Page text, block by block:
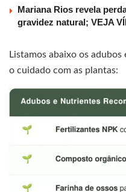
Mariana Rios revela
gravidez natural; VEJA
Listamos abaixo os
o cuidado com as plantas: